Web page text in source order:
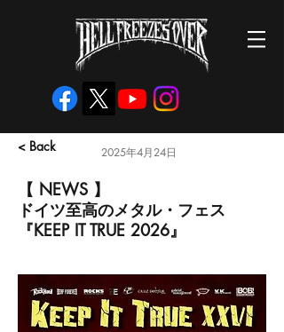
< Back 2025年4月24日
【 NEWS 】
ドイツ至高のメタル・フェス
『KEEP IT TRUE 2026』